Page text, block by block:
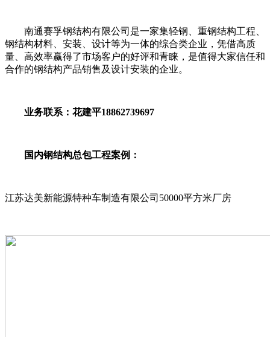
南通赛孚钢结构有限公司是一家集轻钢、重钢结构工程、
钢结构材料、安装、设计等为一体的综合类企业，凭借高质
量、高效率赢得了市场客户的好评和青睐，是值得大家信任和
合作的钢结构产品销售及设计安装的企业。
业务联系：花建平18862739697
国内钢结构总包工程案例：
江苏达美新能源特种车制造有限公司50000平方米厂房